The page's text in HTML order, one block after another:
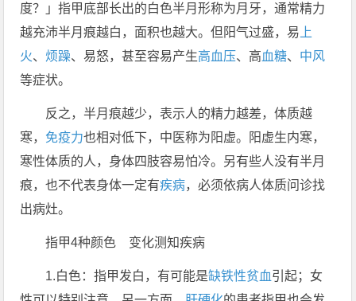
度？」指甲底部长出的白色半月形称为月牙，通常精力
越充沛半月痕越白，面积也越大。但阳气过盛，易 上
火、 烦躁、易怒，甚至容易产生高血压、高血糖、 中风
等症状。
反之，半月痕越少，表示人的精力越差，体质越
寒， 免疫力也相对低下，中医称为阳虚。阳虚生内寒，
寒性体质的人，身体四肢容易怕冷。另有些人没有半月
痕，也不代表身体一定有疾病，必须依病人体质问诊找
出病灶。
指甲4种颜色 变化测知疾病
1.白色：指甲发白，有可能是缺铁性贫血引起；女